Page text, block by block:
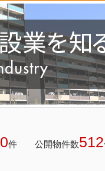
0件 公開物件数512